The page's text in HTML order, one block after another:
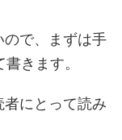
で、まずは手
きます。
にとって読み